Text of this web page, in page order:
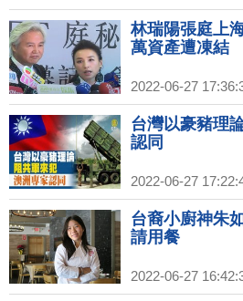
林瑞陽張庭上
萬資產遭凍結
2022-06-27
台灣以豪豬理
認同
2022-06-27
台裔小廚神朱
請用餐
2022-06-27